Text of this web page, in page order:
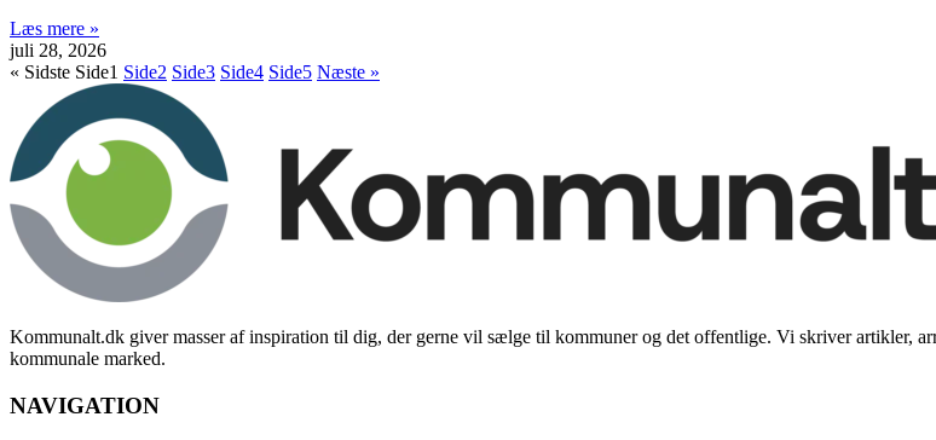
Læs mere »
juli 28, 2026
« Sidste Side1 Side2 Side3 Side4 Side5 Næste »
Kommunalt.dk giver masser af inspiration til dig, der gerne vil sælge til kommuner og det offentlige. Vi skriver artikler,
kommunale marked.
NAVIGATION